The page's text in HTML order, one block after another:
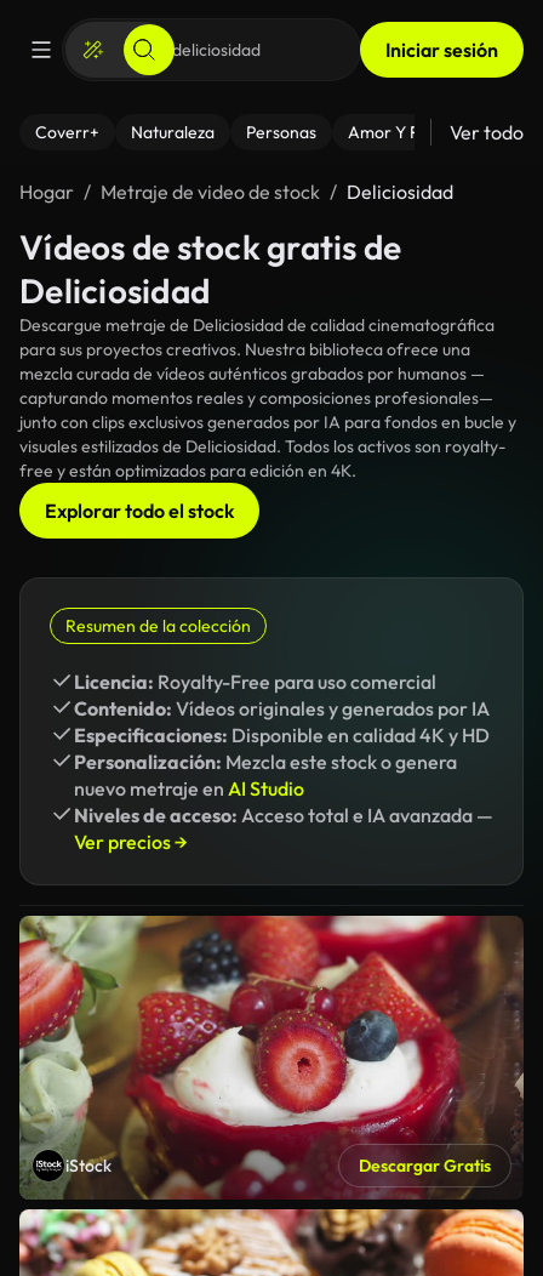
Iniciar sesión
Coverr+ Naturaleza Personas Amor Y Relaciones
Ver todo
Hogar Metraje de video de stock Deliciosidad
Vídeos de stock gratis de
Deliciosidad
Descargue metraje de Deliciosidad de calidad cinematográfica
para sus proyectos creativos. Nuestra biblioteca ofrece una
mezcla curada de vídeos auténticos grabados por humanos —
capturando momentos reales y composiciones profesionales—
junto con clips exclusivos generados por IA para fondos en bucle y
visuales estilizados de Deliciosidad. Todos los activos son royalty-
free y están optimizados para edición en 4K.
Explorar todo el stock
Resumen de la colección
Licencia: Royalty-Free para uso comercial
Contenido: Vídeos originales y generados por IA
Especificaciones: Disponible en calidad 4K y HD
Personalización: Mezcla este stock o genera
nuevo metraje en AI Studio
Niveles de acceso: Acceso total e IA avanzada —
Ver precios →
iStock Descargar Gratis